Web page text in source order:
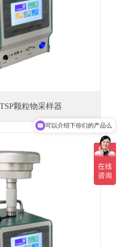
颗粒物采样器
可以介绍下你们的产品么